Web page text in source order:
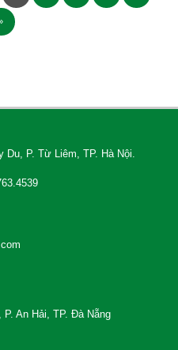
Du, P. Từ Liêm, TP. Hà Nội.
An Hải, TP. Đà Nẵng